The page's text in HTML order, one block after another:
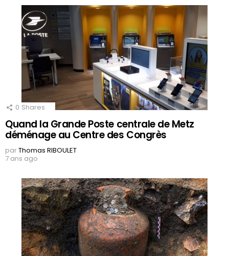
0 Shares
Quand la Grande Poste centrale de Metz
déménage au Centre des Congrès
parThomas RIBOULET
7 ans ago